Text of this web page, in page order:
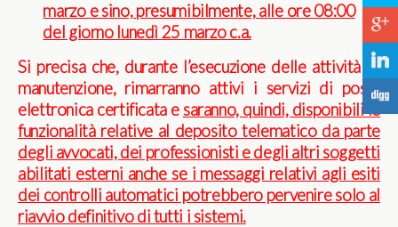
marzo e sino, presumibilmente, alle ore 08:00
del giorno lunedì 25 marzo c.a.
Si precisa che, durante l’esecuzione delle attività di
manutenzione, rimarranno attivi i servizi di posta
elettronica certificata e saranno, quindi, disponibili le
funzionalità relative al deposito telematico da parte
degli avvocati, dei professionisti e degli altri soggetti
abilitati esterni anche se i messaggi relativi agli esiti
dei controlli automatici potrebbero pervenire solo al
riavvio definitivo di tutti i sistemi.
c
j
F